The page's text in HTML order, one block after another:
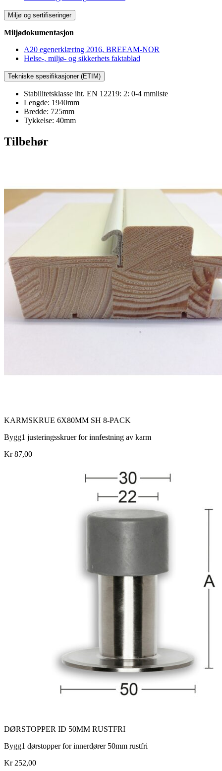
Miljø og sertifiseringer
Miljødokumentasjon
A20 egenerklæring 2016, BREEAM-NOR
Helse-, miljø- og sikkerhets faktablad
Tekniske spesifikasjoner (ETIM)
Stabilitetsklasse iht. EN 12219: 2: 0-4 mmliste
Lengde: 1940mm
Bredde: 725mm
Tykkelse: 40mm
Tilbehør
KARMSKRUE 6X80MM SH 8-PACK
Bygg1 justeringsskruer for innfestning av karm
Kr 87,00
DØRSTOPPER ID 50MM RUSTFRI
Bygg1 dørstopper for innerdører 50mm rustfri
Kr 252,00